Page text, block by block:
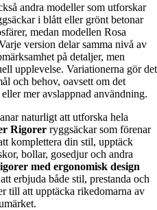
andra modeller som utforskar
i blått eller grönt betonar
medan modellen Rosa
version delar samma nivå av
på detaljer, men
upplevelse. Variationerna gör det
och behov, oavsett om det
mer avslappnad användning.
naturligt att utforska hela
Rigorer ryggsäckar som förenar
komplettera din stil, upptäck
bollar, gosedjur och andra
med ergonomisk design
erbjuda både stil, prestanda och
till att upptäcka rikedomarna av